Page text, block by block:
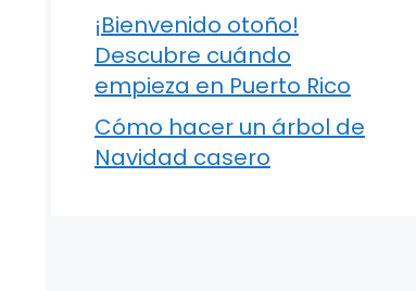
¡Bienvenido otoño!
Descubre cuándo
empieza en Puerto Rico
Cómo hacer un árbol de
Navidad casero